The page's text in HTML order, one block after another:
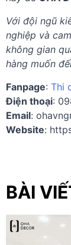
Với đội ngũ
nghiệp và
không gian
hàng muốn
Fanpage: Thi
Điện thoại:
Email:
Website:
BÀI